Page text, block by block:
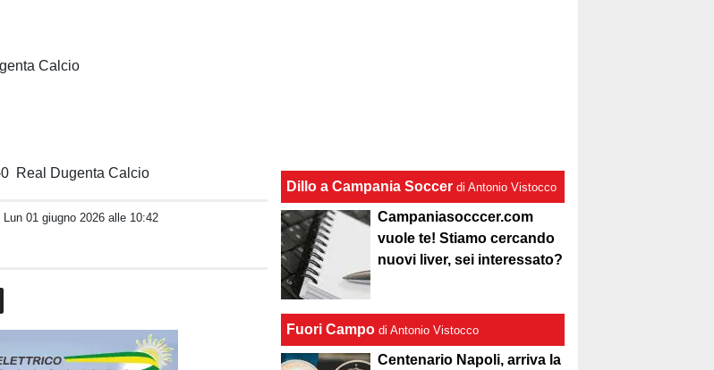
Calcio
Real Dugenta Calcio
Lun 01 giugno 2026 alle 10:42
Dillo a Campania Soccer di Antonio Vistocco
Campaniasocccer.com
vuole te! Stiamo cercando
nuovi liver, sei interessato?
Fuori Campo di Antonio Vistocco
Centenario Napoli, arriva la